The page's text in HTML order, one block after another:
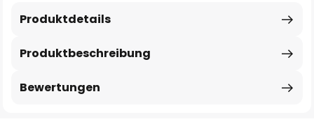
Produktbeschreibung
Produktdetails
Bewertungen